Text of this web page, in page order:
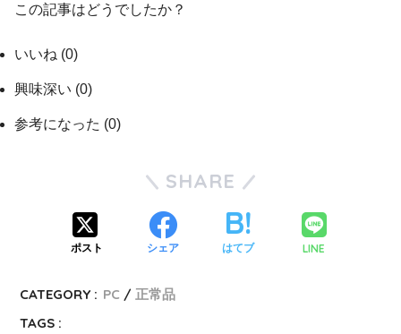
この記事はどうでしたか？
いいね (0)
興味深い (0)
参考になった (0)
SHARE
ポスト シェア はてブ LINE
CATEGORY : PC
正常品
TAGS :